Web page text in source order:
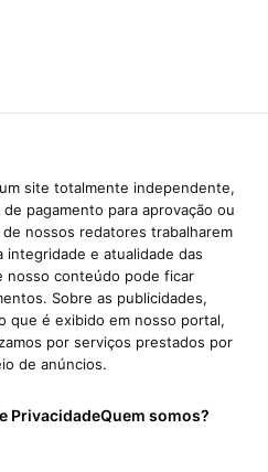
site totalmente independente,
pagamento para aprovação ou
nossos redatores trabalharem
e atualidade das
nosso conteúdo pode ficar
Sobre as publicidades,
que é exibido em nosso portal,
por serviços prestados por
de anúncios.
PrivacidadeQuem somos?